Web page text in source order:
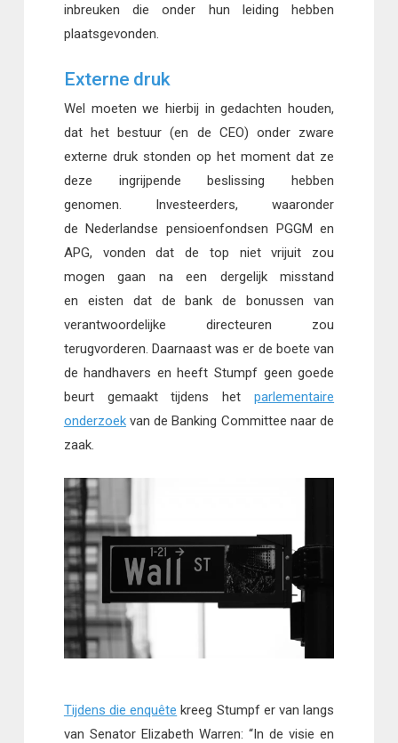
inbreuken die onder hun leiding hebben
plaatsgevonden.
Externe druk
Wel moeten we hierbij in gedachten houden,
dat het bestuur (en de CEO) onder zware
externe druk stonden op het moment dat ze
deze ingrijpende beslissing hebben
genomen. Investeerders, waaronder
de Nederlandse pensioenfondsen PGGM en
APG, vonden dat de top niet vrijuit zou
mogen gaan na een dergelijk misstand
en eisten dat de bank de bonussen van
verantwoordelijke directeuren zou
terugvorderen. Daarnaast was er de boete van
de handhavers en heeft Stumpf geen goede
beurt gemaakt tijdens hetparlementaire
onderzoekvan de Banking Committee naar de
zaak.
Tijdens die enquête kreeg Stumpf er van langs
van Senator Elizabeth Warren: “In de visie en